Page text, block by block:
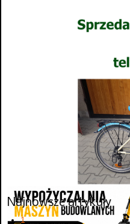
Najnowsze artykuły
1